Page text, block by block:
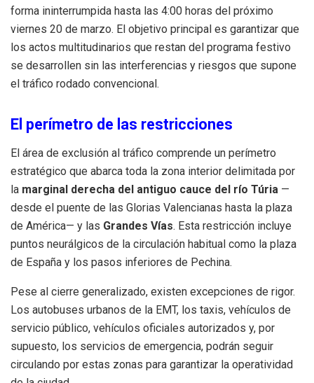
forma ininterrumpida hasta las 4:00 horas del próximo
viernes 20 de marzo. El objetivo principal es garantizar que
los actos multitudinarios que restan del programa festivo
se desarrollen sin las interferencias y riesgos que supone
el tráfico rodado convencional.
El perímetro de las restricciones
El área de exclusión al tráfico comprende un perímetro
estratégico que abarca toda la zona interior delimitada por
la marginal derecha del antiguo cauce del río Túria —
desde el puente de las Glorias Valencianas hasta la plaza
de América— y las Grandes Vías. Esta restricción incluye
puntos neurálgicos de la circulación habitual como la plaza
de España y los pasos inferiores de Pechina.
Pese al cierre generalizado, existen excepciones de rigor.
Los autobuses urbanos de la EMT, los taxis, vehículos de
servicio público, vehículos oficiales autorizados y, por
supuesto, los servicios de emergencia, podrán seguir
circulando por estas zonas para garantizar la operatividad